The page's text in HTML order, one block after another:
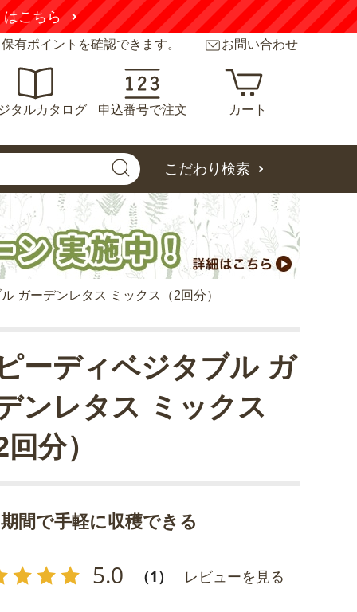
はこちら
有ポイントを確認できます。 お問い合わせ
タルカタログ 申込番号で注文 カート
こだわり検索
ガーデンレタス ミックス（2回分）
間で手軽に収穫できる
5.0 （1） レビューを見る
ーディベジタブル ガ
ンレタス ミックス
回分）